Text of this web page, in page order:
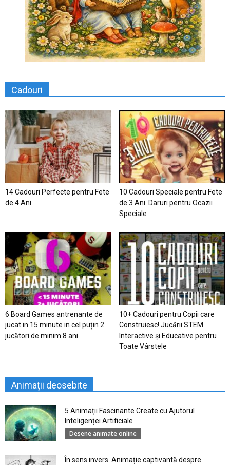
Cadouri
14 Cadouri Perfecte pentru Fete
de 4 Ani
10 Cadouri Speciale pentru Fete
de 3 Ani. Daruri pentru Ocazii
Speciale
6 Board Games antrenante de
jucat in 15 minute in cel puțin 2
jucători de minim 8 ani
10+ Cadouri pentru Copii care
Construiesc! Jucării STEM
Interactive și Educative pentru
Toate Vârstele
Animații deosebite
5 Animații Fascinante Create cu Ajutorul
Inteligenței Artificiale
Desene animate online
În sens invers. Animație captivantă despre